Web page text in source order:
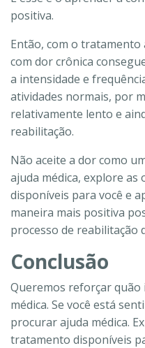
positiva.
Então, com o tratamento
com dor crônica
a intensidade e
atividades normais, por
relativamente lento e
reabilitação.
Não aceite a dor como
ajuda médica, explore
disponíveis para você e
maneira mais positiva
processo de reabilitação
Conclusão
Queremos reforçar
médica. Se você está
procurar ajuda médica.
tratamento disponíveis